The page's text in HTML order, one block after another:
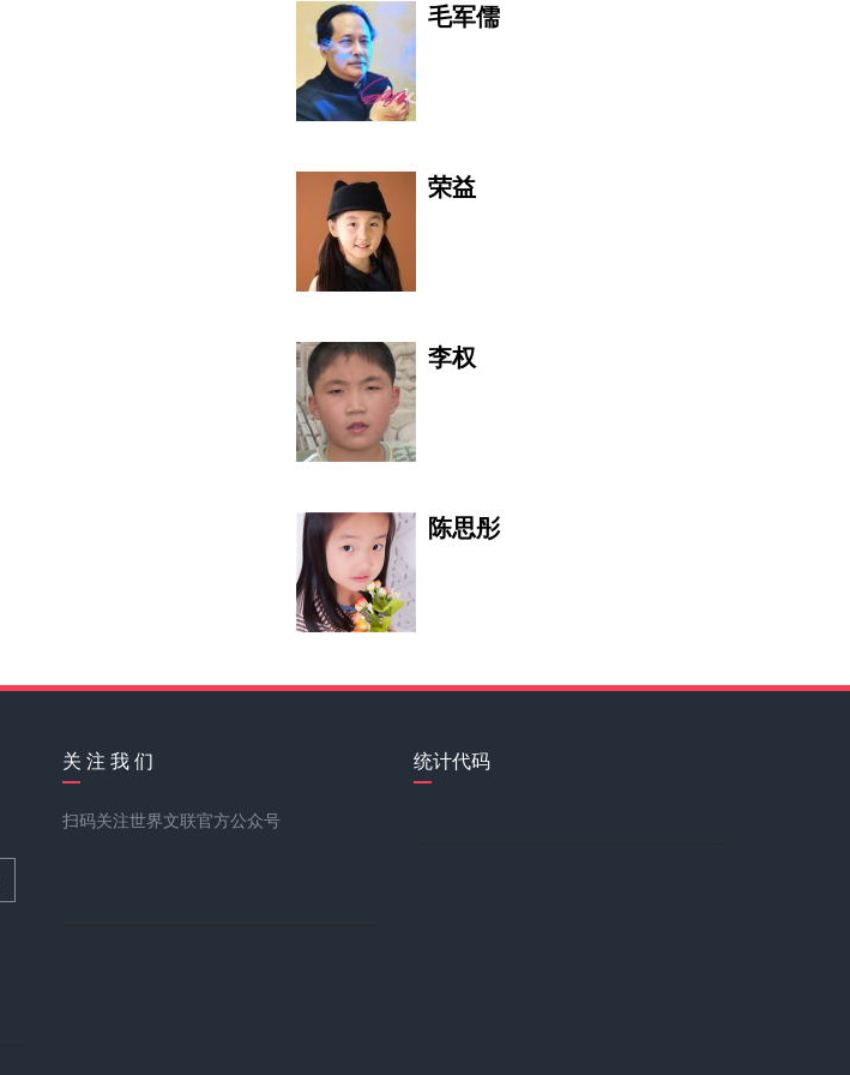
李伯清
毛军儒
荣益
李权
陈思彤
窦艺晴
关 注 我 们
扫码关注世界文联官方公众号
统计代码